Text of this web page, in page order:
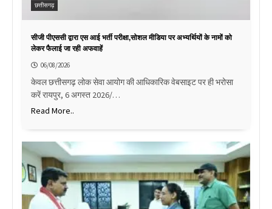
छत्तीसगढ़
सीजी पीएससी द्वारा एस आई भर्ती परीक्षा,सोशल मीडिया पर अभ्यर्थियों के नामों को
लेकर फैलाई जा रही अफवाहें
06/08/2026
केवल छत्तीसगढ़ लोक सेवा आयोग की आधिकारिक वेबसाइट पर ही भरोसा
करें रायपुर, 6 अगस्त 2026/…
Read More..